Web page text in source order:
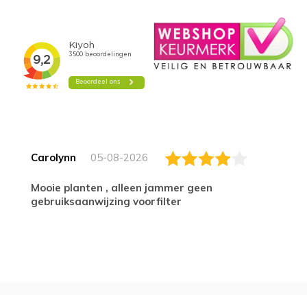
Carolynn 05-08-2026
Mooie planten , alleen jammer geen
gebruiksaanwijzing voorfilter